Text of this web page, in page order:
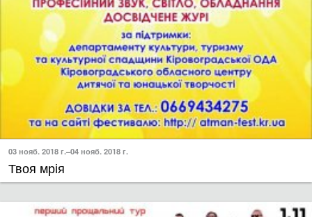
03 нояб. 2018 г.–04 нояб. 2018 г.
Твоя мрія